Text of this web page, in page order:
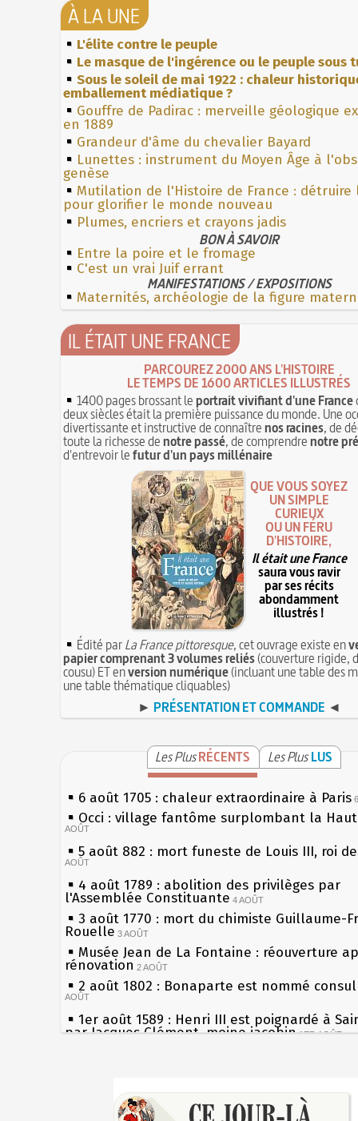
À LA UNE
L'élite contre le peuple
Le masque de l'ingérence ou le peuple sous
Sous le soleil de mai 1922 : chaleur
emballement médiatique ?
Gouffre de Padirac : merveille géologique
en 1889
Grandeur d'âme du chevalier Bayard
Lunettes : instrument du Moyen Âge à
genèse
Mutilation de l'Histoire de France : détruire
pour glorifier le monde nouveau
Plumes, encriers et crayons jadis
BON À SAVOIR
Entre la poire et le fromage
C'est un vrai Juif errant
MANIFESTATIONS / EXPOSITIONS
Maternités, archéologie de la figure
IL ÉTAIT UNE FRANCE
PARCOUREZ 2000 ANS L'HISTOIRE
LE TEMPS DE 1600 ARTICLES ILLUSTRÉS
1400 pages brossant leportrait vivifiant d'une France
deux siècles était la première puissance du monde. Une
divertissante et instructive de connaîtrenos racines, de
toute la richesse denotre passé, de comprendrenotre
d'entrevoir lefutur d'un pays millénaire
QUE VOUS SOYEZ
UN SIMPLE
CURIEUX
OU UN FÉRU
D'HISTOIRE,
Il était une France
saura vous ravir
par ses récits
abondamment
illustrés !
Édité parLa France pittoresque, cet ouvrage existe en
papier comprenant 3 volumes reliés(couverture rigide,
cousu) ET enversion numérique(incluant une table des
une table thématique cliquables)
► PRÉSENTATION ET COMMANDE ◄
Les PlusRÉCENTS Les Plus LUS
6 août 1705 : chaleur extraordinaire à Paris
Occi : village fantôme surplombant la
AOÛT
5 août 882 : mort funeste de Louis III, roi
AOÛT
4 août 1789 : abolition des privilèges par
l'Assemblée Constituante 4 AOÛT
3 août 1770 : mort du chimiste Guillaume-
Rouelle 3 AOÛT
Musée Jean de La Fontaine : réouverture
rénovation 2 AOÛT
2 août 1802 : Bonaparte est nommé
AOÛT
1er août 1589 : Henri III est poignardé à
par Jacques Clément, moine jacobin 1ER AOÛT
Chocolat Poulain 30 JUILLET
les siècles
27 mai 1610 : supplice de François